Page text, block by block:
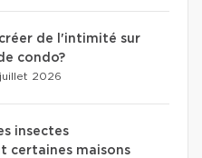
de l'intimité sur
condo?
2026
insectes
certaines maisons